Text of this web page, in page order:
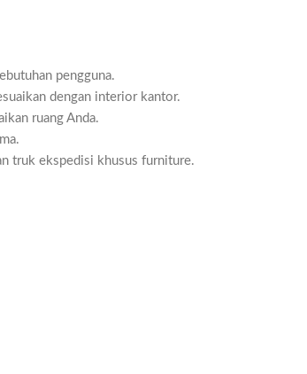
pengguna.
dengan interior kantor.
ruang Anda.
truk ekspedisi khusus furniture.